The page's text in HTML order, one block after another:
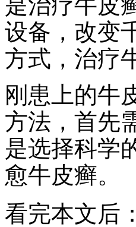
设备，改变
方式，治疗
刚患上的牛
方法，首先
是选择科学
愈牛皮癣。
看完本文后：